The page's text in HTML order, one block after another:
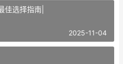
佳选择指南|
2025-11-04